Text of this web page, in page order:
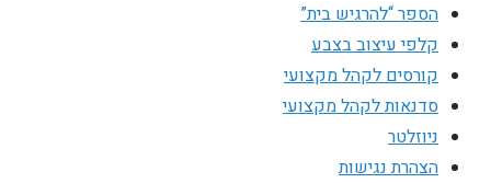
הספר “להרגיש בית”
קלפי עיצוב בצבע
קורסים לקהל מקצועי
סדנאות לקהל מקצועי
ניוזלטר
הצהרת נגישות